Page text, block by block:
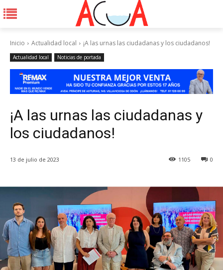
Inicio Actualidad local ¡A las urnas las ciudadanas y los ciudadanos!
Actualidad local Noticias de portada
¡A las urnas las ciudadanas y
los ciudadanos!
13 de julio de 2023 0
1105